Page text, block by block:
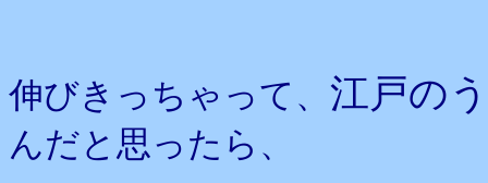
伸びきっちゃって、 江戸の
んだと思ったら、